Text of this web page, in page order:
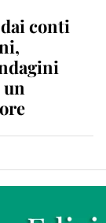
conti
un